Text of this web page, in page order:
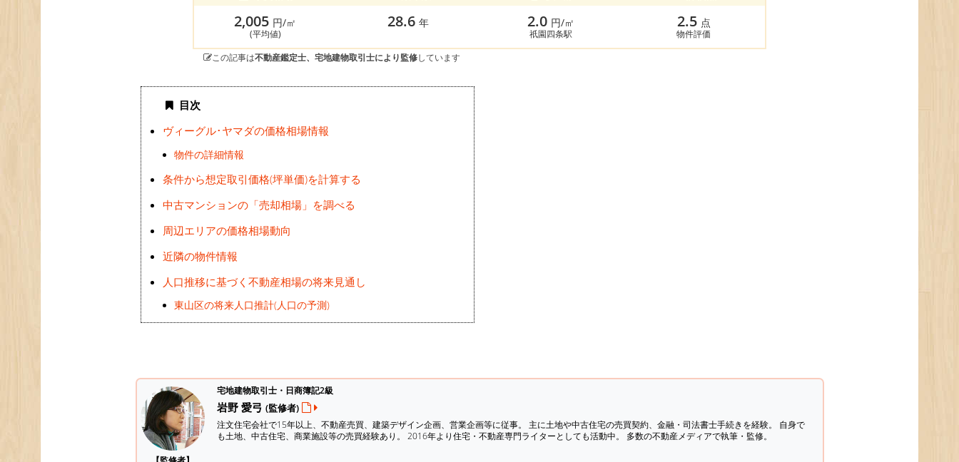
2,005 円/㎡
(平均値)
28.6 年 2.0 円/㎡
祇園四条駅
2.5 点
物件評価
この記事は不動産鑑定士、宅地建物取引士により監修しています
目次
ヴィーグル･ヤマダの価格相場情報
物件の詳細情報
条件から想定取引価格(坪単価)を計算する
中古マンションの「売却相場」を調べる
周辺エリアの価格相場動向
近隣の物件情報
人口推移に基づく不動産相場の将来見通し
東山区の将来人口推計(人口の予測)
宅地建物取引士・日商簿記2級
岩野 愛弓 (監修者)
注文住宅会社で15年以上、不動産売買、建築デザイン企画、営業企画等に従事。 主に土地や中古住宅の売買契約、金融・司法書士手続きを経験。 自身で
も土地、中古住宅、商業施設等の売買経験あり。 2016年より住宅・不動産専門ライターとしても活動中。 多数の不動産メディアで執筆・監修。